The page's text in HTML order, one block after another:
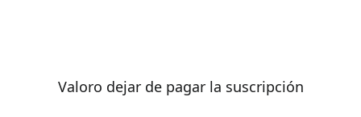
Valoro dejar de pagar la suscripción